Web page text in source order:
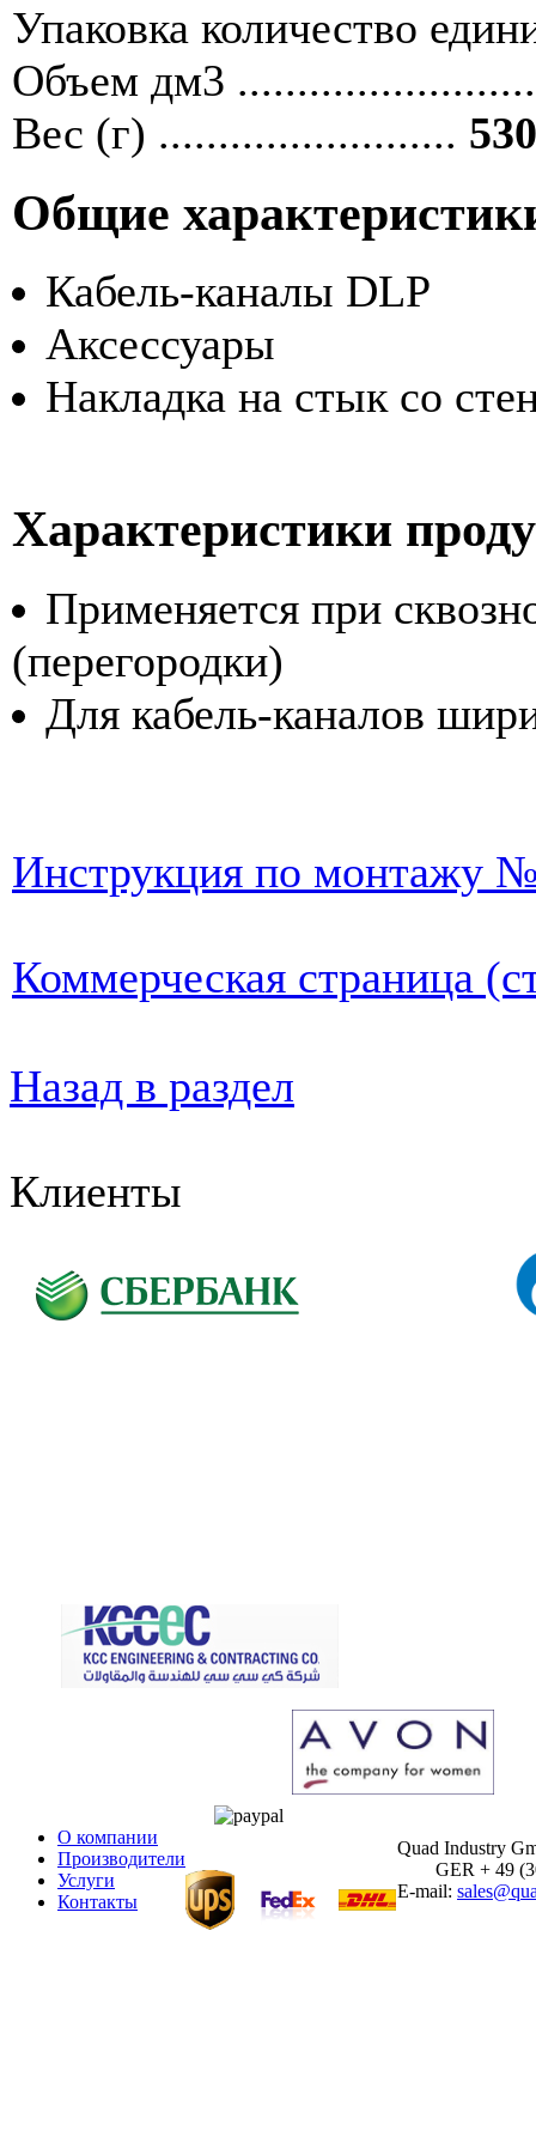
Упаковка количество
Объем дм3
Вес (г) .........................
Общие
Кабель-каналы DLP
Аксессуары
Накладка на стык со
Характеристики
Применяется при
(перегородки)
Для кабель-каналов
Инструкция по монтажу
Коммерческая страница
Назад в раздел
Клиенты
О компании
Производители
Услуги
Контакты
Quad Industry
GER + 49
E-mail: